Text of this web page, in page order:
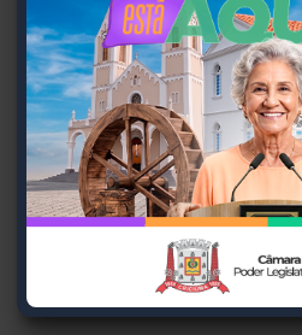
presidente argentino
foi seguido por vídeo com
Bolsonaro feita por...
Polícia
Casal morre em
caminho da
em Içara